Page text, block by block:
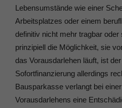
Lebensumstände wie einer
Arbeitsplatzes oder einem
definitiv nicht mehr tragbar
prinzipiell die Möglichkeit, sie
das Vorausdarlehen läuft, ist
Sofortfinanzierung allerdings
Bausparkasse verlangt bei
Vorausdarlehens eine